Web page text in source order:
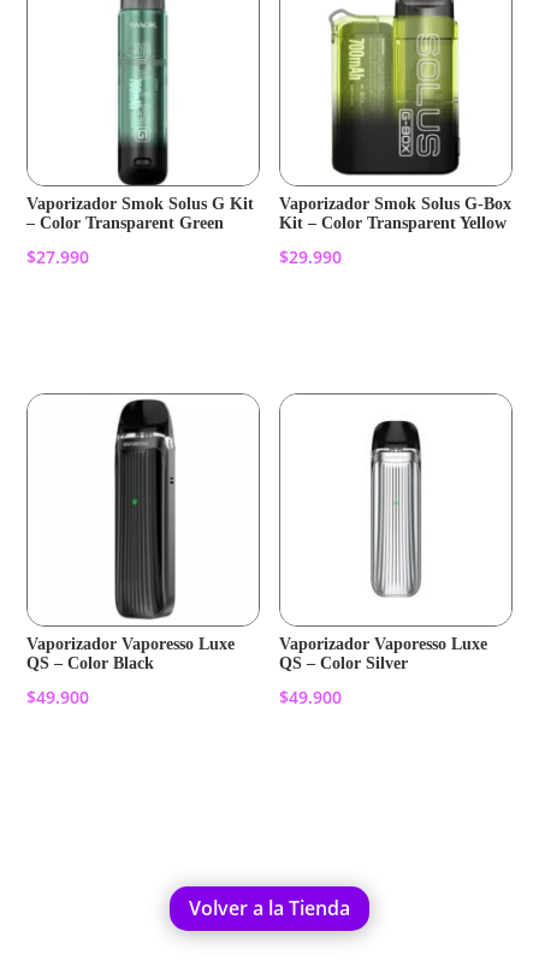
Vaporizador Smok Solus G Kit
– Color Transparent Green
$27.990
Vaporizador Smok Solus G-Box
Kit – Color Transparent Yellow
$29.990
Vaporizador Vaporesso Luxe
QS – Color Black
$49.900
Vaporizador Vaporesso Luxe
QS – Color Silver
$49.900
Volver a la Tienda